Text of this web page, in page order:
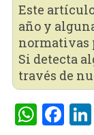
Este
año y
normativas
Si detecta
través de